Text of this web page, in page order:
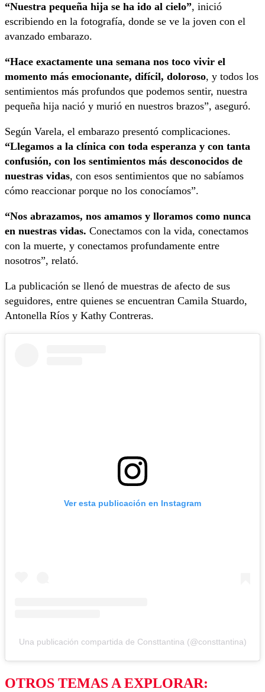
“Nuestra pequeña hija se ha ido al cielo”, inició
escribiendo en la fotografía, donde se ve la joven con el
avanzado embarazo.
“Hace exactamente una semana nos toco vivir el
momento más emocionante, difícil, doloroso, y todos los
sentimientos más profundos que podemos sentir, nuestra
pequeña hija nació y murió en nuestros brazos”, aseguró.
Según Varela, el embarazo presentó complicaciones.
“Llegamos a la clínica con toda esperanza y con tanta
confusión, con los sentimientos más desconocidos de
nuestras vidas, con esos sentimientos que no sabíamos
cómo reaccionar porque no los conocíamos”.
“Nos abrazamos, nos amamos y lloramos como nunca
en nuestras vidas. Conectamos con la vida, conectamos
con la muerte, y conectamos profundamente entre
nosotros”, relató.
La publicación se llenó de muestras de afecto de sus
seguidores, entre quienes se encuentran Camila Stuardo,
Antonella Ríos y Kathy Contreras.
Ver esta publicación en Instagram
Una publicación compartida de Consttantina (@consttantina)
OTROS TEMAS A EXPLORAR: